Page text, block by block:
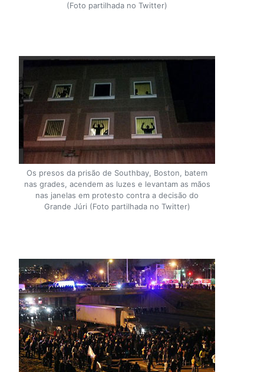
(Foto partilhada no Twitter)
Os presos da prisão de Southbay, Boston, batem
nas grades, acendem as luzes e levantam as mãos
nas janelas em protesto contra a decisão do
Grande Júri (Foto partilhada no Twitter)